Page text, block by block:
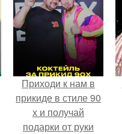
Приходи к нам в
прикиде в стиле 90
х и получай
подарки от руки